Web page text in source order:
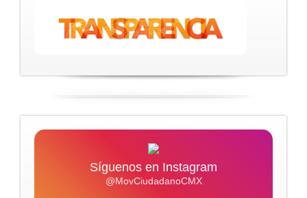
Síguenos en Instagram
@MovCiudadanoCMX